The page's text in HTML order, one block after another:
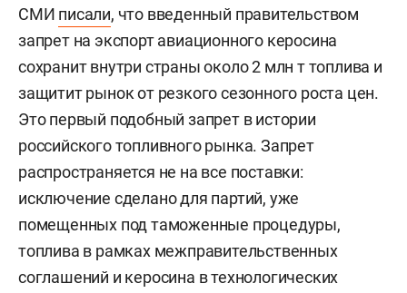
СМИ писали, что введенный правительством
запрет на экспорт авиационного керосина
сохранит внутри страны около 2 млн т топлива и
защитит рынок от резкого сезонного роста цен.
Это первый подобный запрет в истории
российского топливного рынка. Запрет
распространяется не на все поставки:
исключение сделано для партий, уже
помещенных под таможенные процедуры,
топлива в рамках межправительственных
соглашений и керосина в технологических